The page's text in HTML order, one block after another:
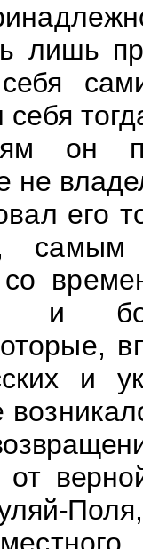
лишь
он
не
его
самым
и
и
от